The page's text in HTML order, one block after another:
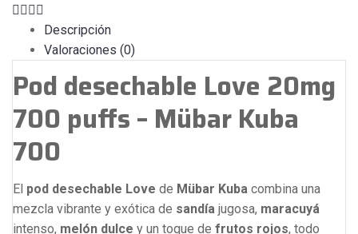
Descripción
Valoraciones (0)
Pod desechable Love 20mg
700 puffs – Mübar Kuba
700
El pod desechable Love de Mübar Kuba combina una
mezcla vibrante y exótica de sandía jugosa, maracuyá
intenso, melón dulce y un toque de frutos rojos, todo